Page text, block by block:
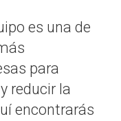
es una de
para
reducir la
encontrarás